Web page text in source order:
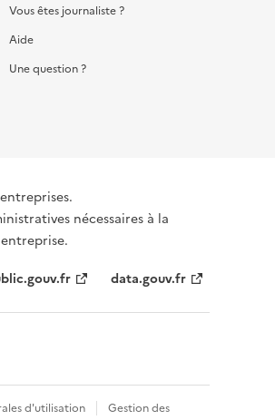
Vous êtes journaliste ?
Aide
Une question ?
nécessaires à la
data.gouv.fr
d'utilisation Gestion des